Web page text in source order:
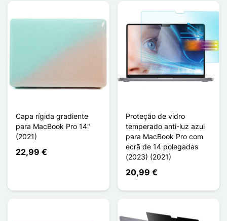
Capa rígida gradiente
para MacBook Pro 14"
(2021)
22,99 €
Proteção de vidro
temperado anti-luz azul
para MacBook Pro com
ecrã de 14 polegadas
(2023) (2021)
20,99 €